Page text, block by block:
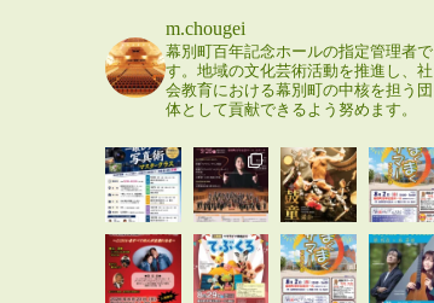
m.chougei
幕別町百年記念ホールの指定管理者で
す。地域の文化芸術活動を推進し、社
会教育における幕別町の中核を担う団
体として貢献できるよう努めます。